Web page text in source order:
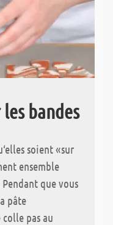
bandes
soient «sur
ensemble
que vous
pâte
pas au